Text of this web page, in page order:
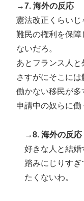
→7. 海外の反応
憲法改正くらい
難民の権利を保
ないだろ。
あとフランス人と
さすがにそこには
働かない移民が
申請中の奴らに働
→8. 海外の反応
好きな人と結婚
踏みにじりす
たくないわ。